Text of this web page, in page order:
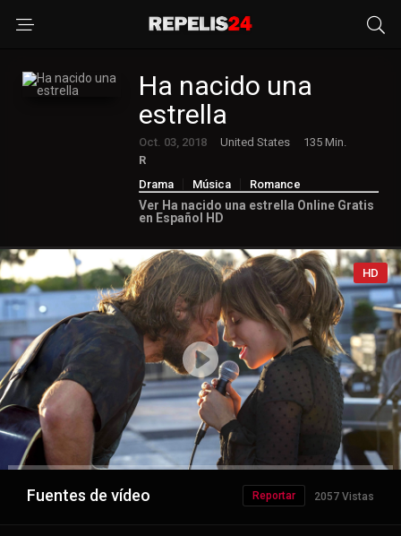
Ha nacido una
estrella
Oct. 03, 2018 United States
135 Min.
R
Drama
Música Romance
Ver Ha nacido una estrella Online Gratis
en Español HD
HD
Fuentes de vídeo 2057 Vistas
Reportar